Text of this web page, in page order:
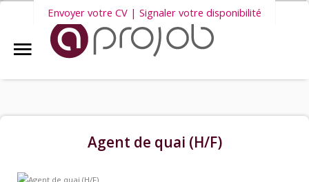
Accueil
Aprojob ?
Offres d'emploi
Envoyer votre CV | Signaler votre disponibilité
Agent de quai (H/F)